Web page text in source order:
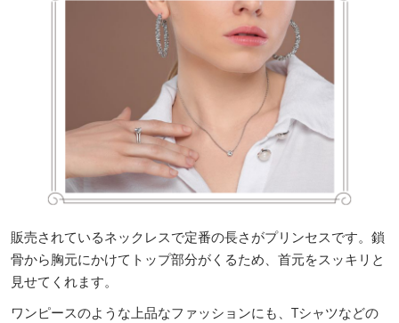
販売されているネックレスで定番の長さがプリンセスです。鎖
骨から胸元にかけてトップ部分がくるため、首元をスッキリと
見せてくれます。
ワンピースのような上品なファッションにも、Tシャツなどの